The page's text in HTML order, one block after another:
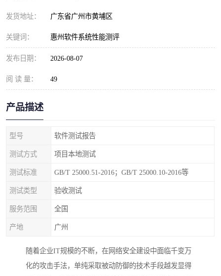
发货地址： 广东省广州市黄埔区
关键词： 惠州软件系统性能测评
发布日期： 2026-08-07
阅 读 量： 49
产品描述
型号 软件测试报告
测试方式 项目本地测试
测试标准 GB/T 25000.51-2016；GB/T 25000.10-2016等
测试类型 验收测试
服务范围 全国
产地 广州
随着企业IT规模的不断，在网络安全建设中面临千变万
化的攻击手法，单纯采取被动防御的技术手段越发显得